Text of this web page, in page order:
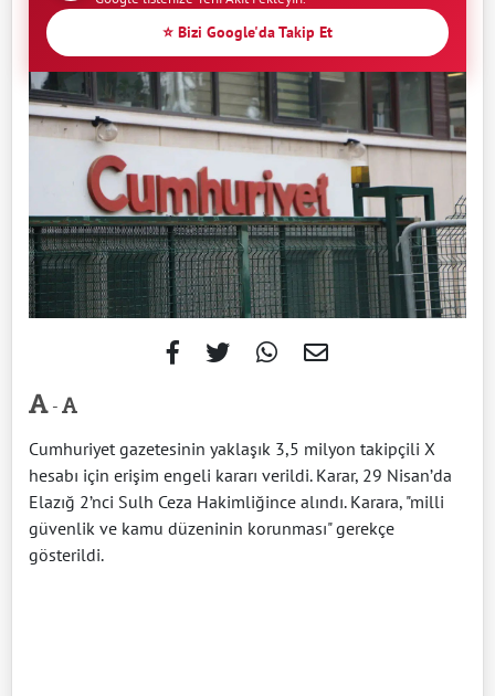
⭐ Bizi Google'da Takip Et
-
Cumhuriyet gazetesinin yaklaşık 3,5 milyon takipçili X
hesabı için erişim engeli kararı verildi. Karar, 29 Nisan’da
Elazığ 2’nci Sulh Ceza Hakimliğince alındı. Karara, "milli
güvenlik ve kamu düzeninin korunması" gerekçe
gösterildi.